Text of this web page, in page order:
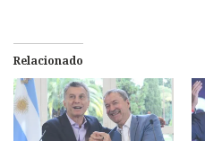
Relacionado